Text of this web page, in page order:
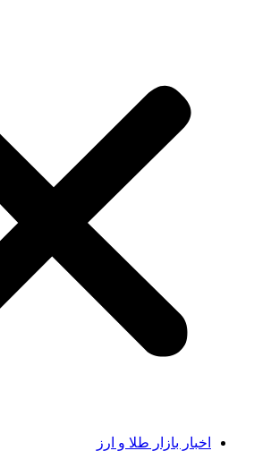
اخبار بازار طلا و ارز